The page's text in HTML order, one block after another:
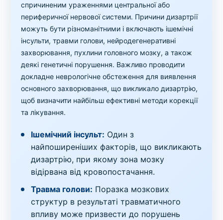
спричиненим ураженнями центральної або
периферичної нервової системи. Причини дизартрії
можуть бути різноманітними і включають ішемічні
інсульти, травми голови, нейродегенеративні
захворювання, пухлини головного мозку, а також
деякі генетичні порушення. Важливо проводити
докладне неврологічне обстеження для виявлення
основного захворювання, що викликало дизартрію,
щоб визначити найбільш ефективні методи корекції
та лікування.
Ішемічний інсульт: Один з
найпоширеніших факторів, що викликають
дизартрію, при якому зона мозку
відірвана від кровопостачання.
Травма голови: Поразка мозкових
структур в результаті травматичного
впливу може призвести до порушень